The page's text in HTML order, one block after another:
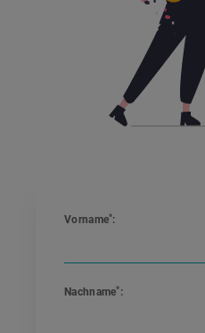
Vorname*:
Nachname* :